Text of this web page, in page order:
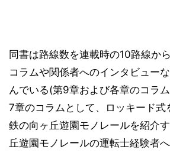
同書は路線数を連載時の10路線か
コラムや関係者へのインタビュー
んでいる(第9章および各章のコラ
7章のコラムとして、ロッキード式
鉄の向ヶ丘遊園モノレールを紹介
丘遊園モノレールの運転士経験者